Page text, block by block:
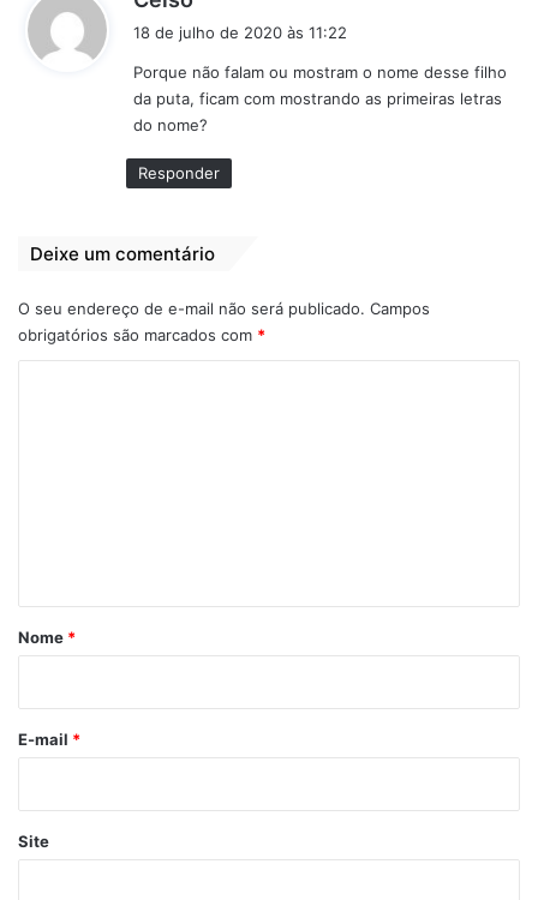
i
s
e
:
18 de julho de 2020 às 11:22
Porque não falam ou mostram o nome desse filho
da puta, ficam com mostrando as primeiras letras
do nome?
Responder
Deixe um comentário
O seu endereço de e-mail não será publicado. Campos
obrigatórios são marcados com *
r
*
Nome *
E-mail *
Site